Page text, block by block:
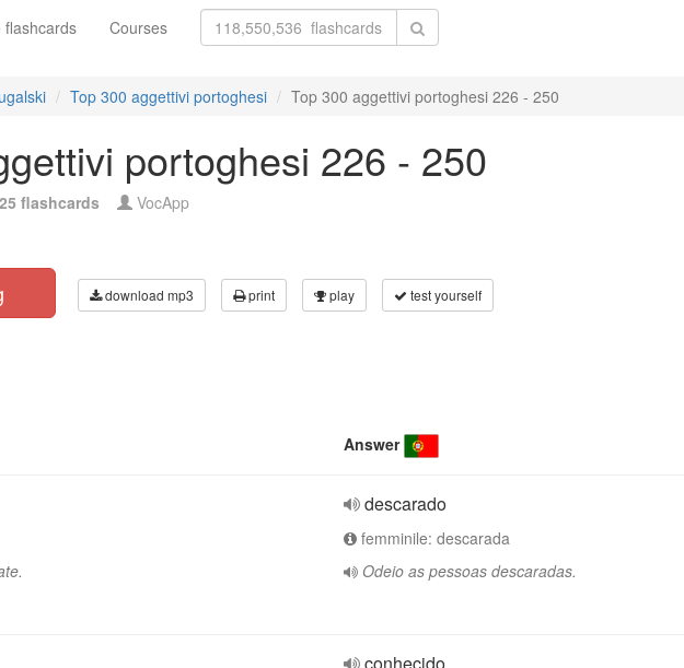
flashcards Courses
Top 300 aggettivi portoghesi Top 300 aggettivi portoghesi 226 - 250
portoghesi 226 - 250
25 flashcards VocApp
download mp3 print play test yourself
Answer
descarado
femminile: descarada
Odeio as pessoas descaradas.